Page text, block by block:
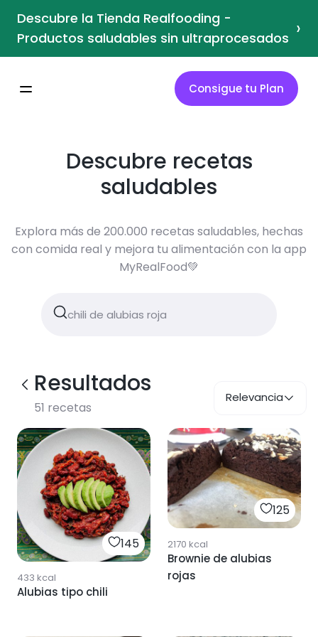
Descubre la Tienda Realfooding -
Productos saludables sin ultraprocesados ›
Consigue tu Plan
Descubre recetas
saludables
Explora más de 200.000 recetas saludables, hechas
con comida real y mejora tu alimentación con la app
MyRealFood💚
Resultados
51 recetas
Relevancia
145
433 kcal
Alubias tipo chili
125
2170 kcal
Brownie de alubias
rojas